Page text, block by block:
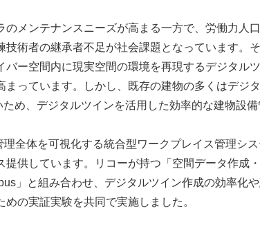
メンテナンスニーズが高まる一方で、労働力人
術者の継承者不足が社会課題となっています。
バー空間内に現実空間の環境を再現するデジタル
っています。しかし、既存の建物の多くはデジ
め、デジタルツインを活用した効率的な建物設備
全体を可視化する統合型ワークプレイス管理シス
供しています。リコーが持つ「空間データ作成
」と組み合わせ、デジタルツイン作成の効率化
の実証実験を共同で実施しました。